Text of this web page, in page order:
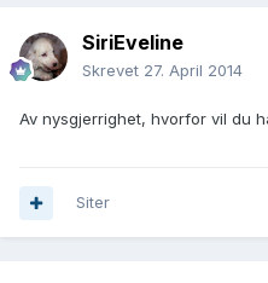
SiriEveline
Skrevet 27. April 2014
Av nysgjerrighet, hvorfor vil du
Siter